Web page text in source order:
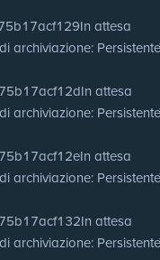
In attesa
archiviazione: Persistente
In attesa
archiviazione: Persistente
In attesa
archiviazione: Persistente
In attesa
archiviazione: Persistente